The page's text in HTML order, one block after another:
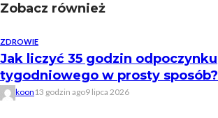
Zobacz również
ZDROWIE
Jak liczyć 35 godzin odpoczynku
tygodniowego w prosty sposób?
koon 13 godzin ago9 lipca 2026